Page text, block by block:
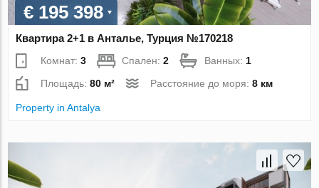
€ 195 398
Квартира 2+1 в Анталье, Турция №170218
Комнат:3 Спален:2 Ванных: 1
Площадь:80 м² Расстояние до моря:8 км
Property in Antalya